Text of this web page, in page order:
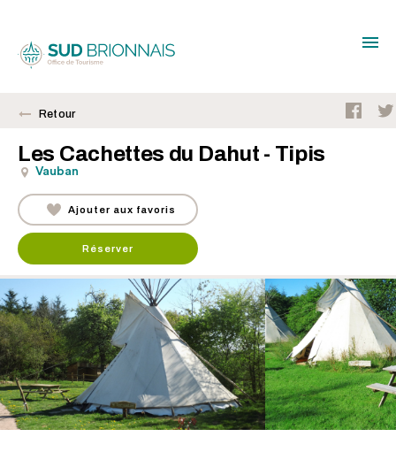
Retour
Les Cachettes du Dahut - Tipis
Vauban
Ajouter aux favoris
Réserver